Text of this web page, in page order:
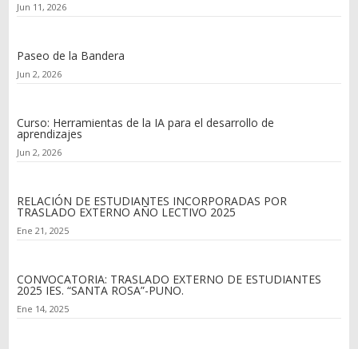
Jun 11, 2026
Paseo de la Bandera
Jun 2, 2026
Curso: Herramientas de la IA para el desarrollo de
aprendizajes
Jun 2, 2026
RELACIÓN DE ESTUDIANTES INCORPORADAS POR
TRASLADO EXTERNO AÑO LECTIVO 2025
Ene 21, 2025
CONVOCATORIA: TRASLADO EXTERNO DE ESTUDIANTES
2025 IES. “SANTA ROSA”-PUNO.
Ene 14, 2025